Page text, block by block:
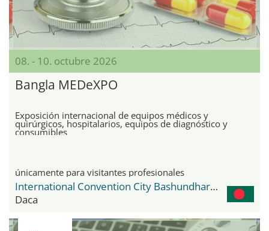
08. - 10. octubre 2026
Bangla MEDeXPO
Exposición internacional de equipos médicos y
quirúrgicos, hospitalarios, equipos de diagnóstico y
consumibles
únicamente para visitantes profesionales
International Convention City Bashundhara - ICCB
Daca